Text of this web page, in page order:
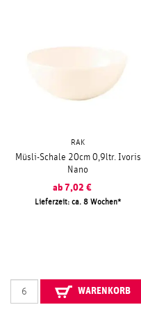
RAK
Müsli-Schale 20cm 0,9ltr. Ivoris
Nano
ab 7,02 €
Lieferzeit: ca. 8 Wochen
WARENKORB